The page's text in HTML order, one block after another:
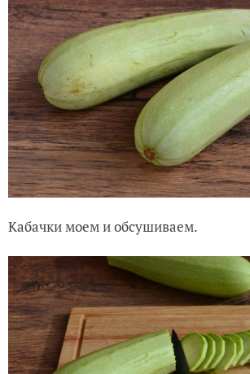
Кабачки моем и обсушиваем.